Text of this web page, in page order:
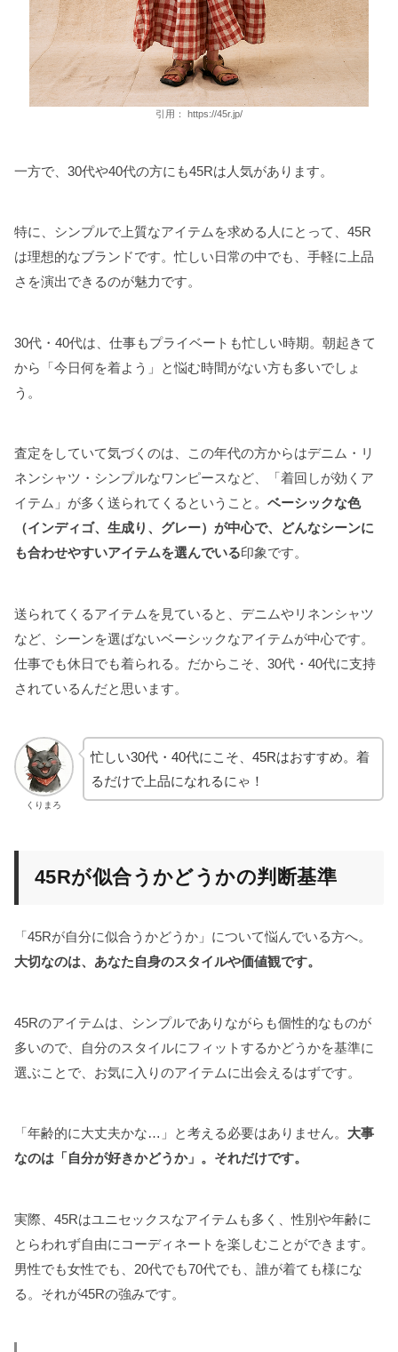
引用： https://45r.jp/
一方で、30代や40代の方にも45Rは人気があります。
特に、シンプルで上質なアイテムを求める人にとって、45R
は理想的なブランドです。忙しい日常の中でも、手軽に上品
さを演出できるのが魅力です。
30代・40代は、仕事もプライベートも忙しい時期。朝起きて
から「今日何を着よう」と悩む時間がない方も多いでしょ
う。
査定をしていて気づくのは、この年代の方からはデニム・リ
ネンシャツ・シンプルなワンピースなど、「着回しが効くア
イテム」が多く送られてくるということ。 ベーシックな色
（インディゴ、生成り、グレー）が中心で、どんなシーンに
も合わせやすいアイテムを選んでいる印象です。
送られてくるアイテムを見ていると、デニムやリネンシャツ
など、シーンを選ばないベーシックなアイテムが中心です。
仕事でも休日でも着られる。だからこそ、30代・40代に支持
されているんだと思います。
くりまろ
忙しい30代・40代にこそ、45Rはおすすめ。着
るだけで上品になれるにゃ！
45Rが似合うかどうかの判断基準
「45Rが自分に似合うかどうか」について悩んでいる方へ。
大切なのは、あなた自身のスタイルや価値観です。
45Rのアイテムは、シンプルでありながらも個性的なものが
多いので、自分のスタイルにフィットするかどうかを基準に
選ぶことで、お気に入りのアイテムに出会えるはずです。
「年齢的に大丈夫かな…」と考える必要はありません。 大事
なのは「自分が好きかどうか」。それだけです。
実際、45Rはユニセックスなアイテムも多く、性別や年齢に
とらわれず自由にコーディネートを楽しむことができます。
男性でも女性でも、20代でも70代でも、誰が着ても様にな
る。それが45Rの強みです。